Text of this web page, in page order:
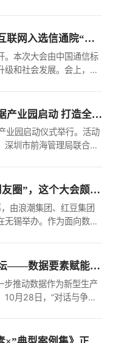
活动展示｜激活数据要素，南网互联网入选信通院“星河（Galaxy）”案例
。本次大会由中国通信标
级和社会发展。会上，中
活动展示｜深圳（前海）国际数据产业园启动 打造全国性数据要素集聚发展高地
业园启动仪式举行。活动
圳市前海管理局联合印
活动展示｜扩大数据要素产业“朋友圈”，这个大会颇有看头！
由浪潮集团、红豆集团
锡举办。作为面向数据
活动展示｜“对话与争鸣”学术论坛——数据要素赋能治理创新 学术研讨会成功举行
步推动数据作为新型生产
月28日，“对话与争鸣”